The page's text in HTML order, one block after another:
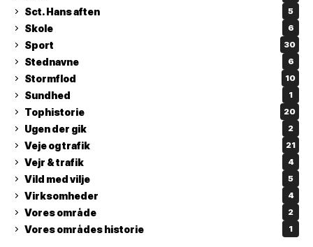
Sct. Hans aften 5
Skole 6
Sport 30
Stednavne 6
Stormflod 10
Sundhed 1
Tophistorie 20
Ugen der gik 2
Veje og trafik 21
Vejr & trafik 4
Vild med vilje 5
Virksomheder 4
Vores område 2
Vores områdes historie 1